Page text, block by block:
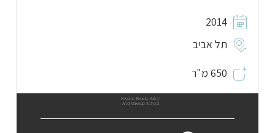
2014
תל אביב
650 מ"ר
Kryolan Beauty Salon
And Makeup School